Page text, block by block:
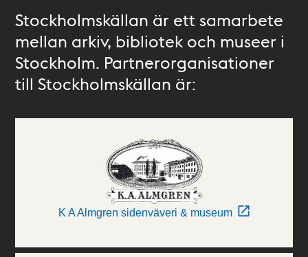
Stockholmskällan är ett samarbete
mellan arkiv, bibliotek och museer i
Stockholm. Partnerorganisationer
till Stockholmskällan är:
K A Almgren sidenväveri & museum